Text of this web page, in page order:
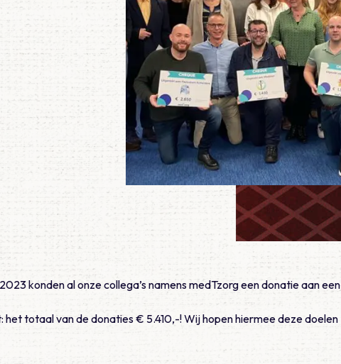
konden al onze collega’s namens medTzorg een donatie aan een
totaal van de donaties € 5.410,-! Wij hopen hiermee deze doelen